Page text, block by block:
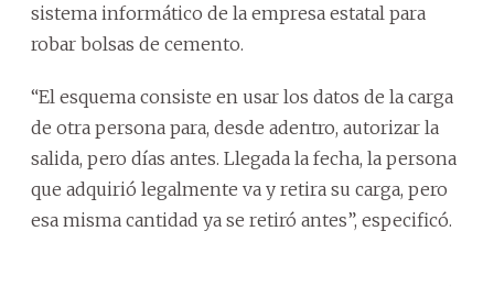
sistema informático de la empresa estatal para
robar bolsas de cemento.
“El esquema consiste en usar los datos de la carga
de otra persona para, desde adentro, autorizar la
salida, pero días antes. Llegada la fecha, la persona
que adquirió legalmente va y retira su carga, pero
esa misma cantidad ya se retiró antes”, especificó.